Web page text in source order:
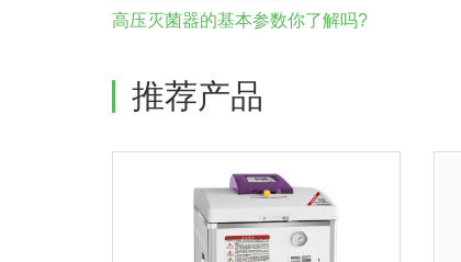
高压灭菌器的基本参数你了解吗?
推荐产品